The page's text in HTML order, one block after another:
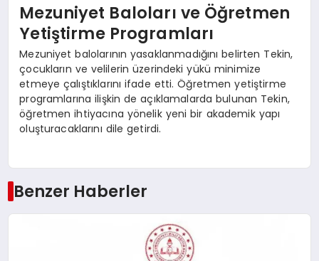
Mezuniyet Baloları ve Öğretmen
Yetiştirme Programları
Mezuniyet balolarının yasaklanmadığını belirten Tekin,
çocukların ve velilerin üzerindeki yükü minimize
etmeye çalıştıklarını ifade etti. Öğretmen yetiştirme
programlarına ilişkin de açıklamalarda bulunan Tekin,
öğretmen ihtiyacına yönelik yeni bir akademik yapı
oluşturacaklarını dile getirdi.
Benzer Haberler